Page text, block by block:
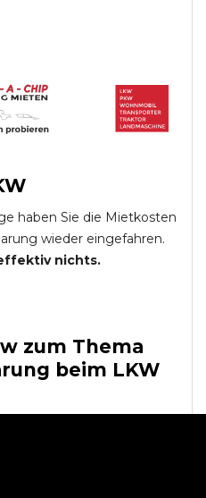
haben Sie die Mietkosten
wieder eingefahren.
nichts.
zum Thema
beim LKW